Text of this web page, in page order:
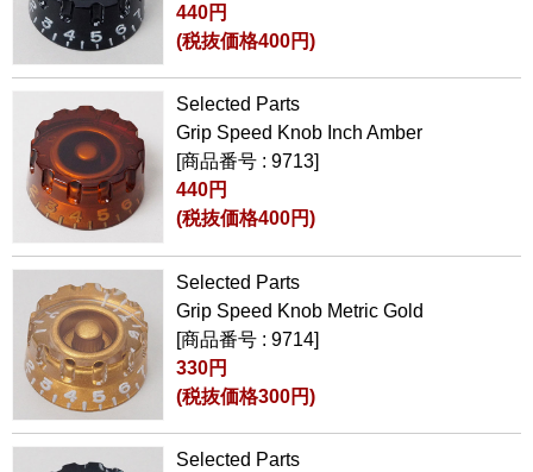
440円
(税抜価格400円)
Selected Parts
Grip Speed Knob Inch Amber
[商品番号 : 9713]
440円
(税抜価格400円)
Selected Parts
Grip Speed Knob Metric Gold
[商品番号 : 9714]
330円
(税抜価格300円)
Selected Parts